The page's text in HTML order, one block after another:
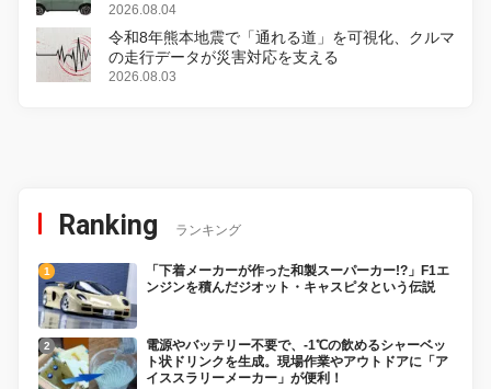
2026.08.04
令和8年熊本地震で「通れる道」を可視化、クルマ
の走行データが災害対応を支える
2026.08.03
Ranking ランキング
「下着メーカーが作った和製スーパーカー!?」F1エ
ンジンを積んだジオット・キャスピタという伝説
電源やバッテリー不要で、-1℃の飲めるシャーベッ
ト状ドリンクを生成。現場作業やアウトドアに「ア
イススラリーメーカー」が便利！